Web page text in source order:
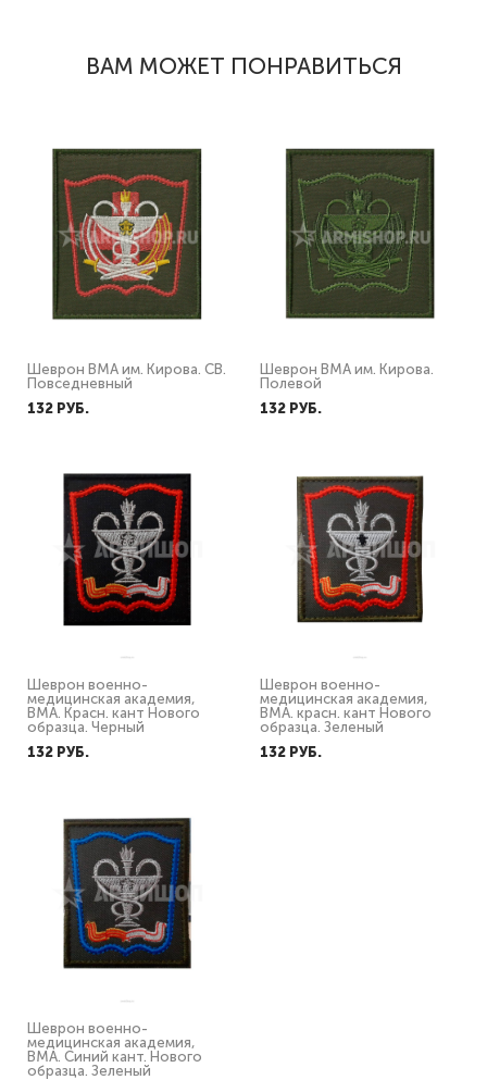
ВАМ МОЖЕТ ПОНРАВИТЬСЯ
Шеврон ВМА им. Кирова. СВ.
Повседневный
132 PУБ.
Шеврон ВМА им. Кирова.
Полевой
132 PУБ.
Шеврон военно-
медицинская академия,
ВМА. Красн. кант Нового
образца. Черный
132 PУБ.
Шеврон военно-
медицинская академия,
ВМА. красн. кант Нового
образца. Зеленый
132 PУБ.
Шеврон военно-
медицинская академия,
ВМА. Синий кант. Нового
образца. Зеленый